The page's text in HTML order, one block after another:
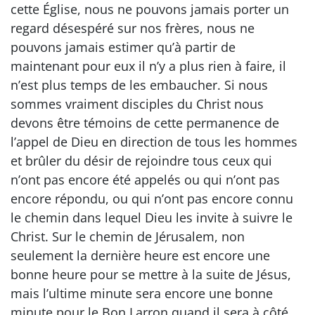
cette Église, nous ne pouvons jamais porter un
regard désespéré sur nos frères, nous ne
pouvons jamais estimer qu’à partir de
maintenant pour eux il n’y a plus rien à faire, il
n’est plus temps de les embaucher. Si nous
sommes vraiment disciples du Christ nous
devons être témoins de cette permanence de
l’appel de Dieu en direction de tous les hommes
et brûler du désir de rejoindre tous ceux qui
n’ont pas encore été appelés ou qui n’ont pas
encore répondu, ou qui n’ont pas encore connu
le chemin dans lequel Dieu les invite à suivre le
Christ. Sur le chemin de Jérusalem, non
seulement la dernière heure est encore une
bonne heure pour se mettre à la suite de Jésus,
mais l’ultime minute sera encore une bonne